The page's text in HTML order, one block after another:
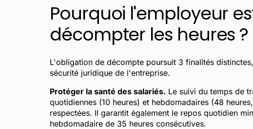
Pourquoi l'employeur
décompter les heures ?
L'obligation de décompte poursuit 3 finalités
sécurité juridique de l'entreprise.
Protéger la santé des salariés. Le suivi du temps de
quotidiennes (10 heures) et hebdomadaires (48
respectées. Il garantit également le repos quotidien
hebdomadaire de 35 heures consécutives.